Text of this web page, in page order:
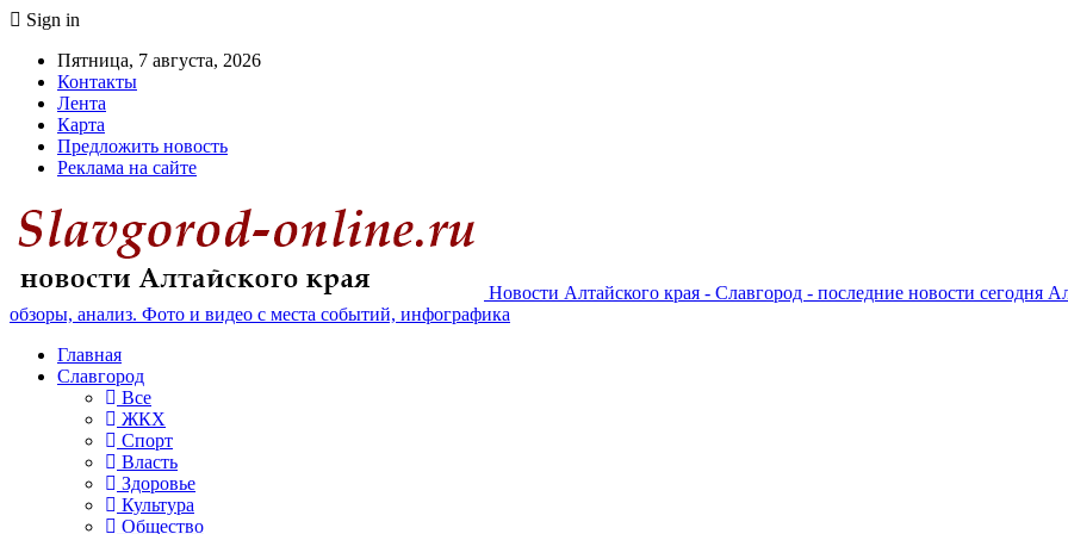
Sign in
Пятница, 7 августа, 2026
Контакты
Лента
Карта
Предложить новость
Реклама на сайте
Новости Алтайского края - Славгород - последние новости сегодня
обзоры, анализ. Фото и видео с места событий, инфографика
Главная
Славгород
Все
ЖКХ
Спорт
Власть
Здоровье
Культура
Общество